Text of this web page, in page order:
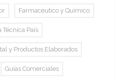
Farmacéutico y Químico
Técnica País
y Productos Elaborados
Guías Comerciales